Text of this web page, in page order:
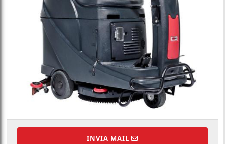
INVIA MAIL